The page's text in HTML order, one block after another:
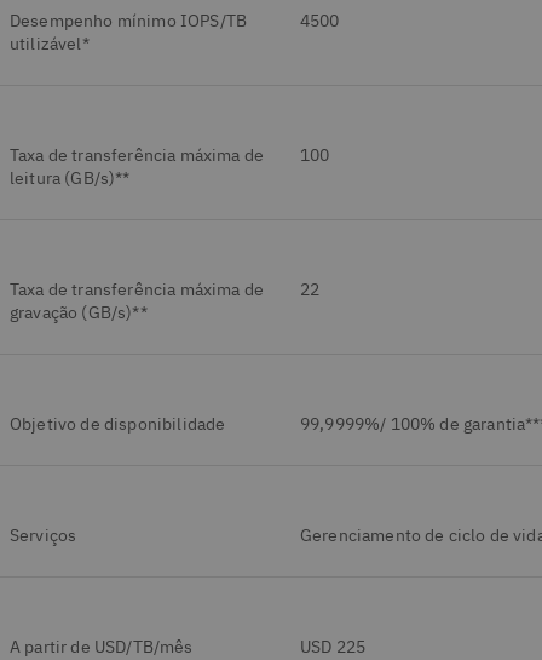
Desempenho mínimo IOPS/TB
utilizável*
4500
Taxa de transferência máxima de
leitura (GB/s)**
100
Taxa de transferência máxima de
gravação (GB/s)**
22
Objetivo de disponibilidade 99,9999%/ 100% de
Serviços Gerenciamento de ciclo de
A partir de USD/TB/mês USD 225